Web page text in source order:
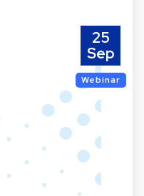
25
Sep
Webinar